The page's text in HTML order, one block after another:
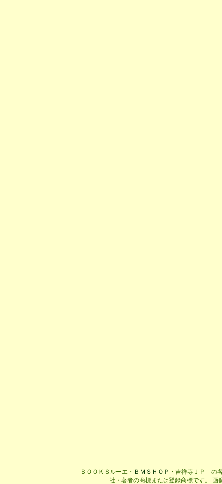
ＢＯＯＫＳルーエ・ ＢＭＳＨＯＰ ・吉祥寺ＪＰ の
社・著者の商標または登録商標です。 画